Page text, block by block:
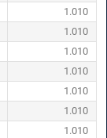
1.010
1.010
1.010
1.010
1.010
1.010
1.010